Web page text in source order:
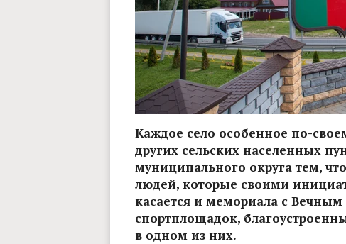
Каждое село особенное по-
других сельских населенных
муниципального округа тем,
людей, которые своими
касается и мемориала с
спортплощадок,
в одном из них.